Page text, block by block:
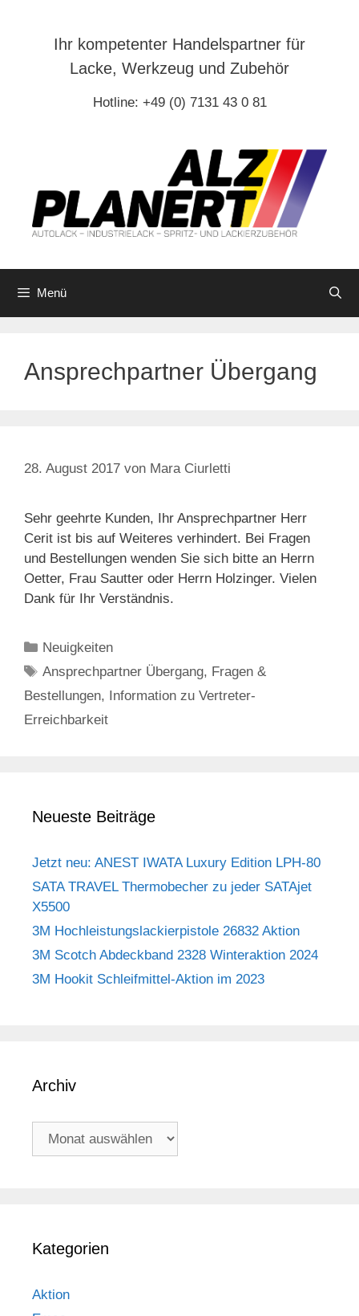
Ihr kompetenter Handelspartner für
Lacke, Werkzeug und Zubehör
Hotline: +49 (0) 7131 43 0 81
Menü
Ansprechpartner Übergang
28. August 2017 von Mara Ciurletti
Sehr geehrte Kunden, Ihr Ansprechpartner Herr
Cerit ist bis auf Weiteres verhindert. Bei Fragen
und Bestellungen wenden Sie sich bitte an Herrn
Oetter, Frau Sautter oder Herrn Holzinger. Vielen
Dank für Ihr Verständnis.
Kategorien
Neuigkeiten
Schlagwörter
Ansprechpartner Übergang, Fragen &
Bestellungen,
Information zu Vertreter-
Erreichbarkeit
Neueste Beiträge
Jetzt neu: ANEST IWATA Luxury Edition LPH-80
SATA TRAVEL Thermobecher zu jeder SATAjet
X5500
3M Hochleistungslackierpistole 26832 Aktion
3M Scotch Abdeckband 2328 Winteraktion 2024
3M Hookit Schleifmittel-Aktion im 2023
Archiv
Archiv
Kategorien
Aktion